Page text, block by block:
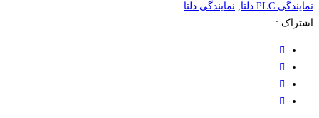
نمایندگی PLC دلتا
, نمایندگی دلتا
اشتراک :